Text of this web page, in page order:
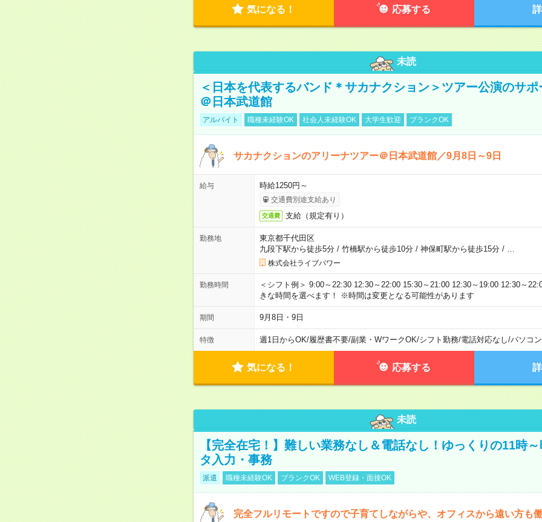
気になる！ 応募する
未読
＜日本を代表するバンド＊サカナクション＞ツアー公演のサ
＠日本武道館
アルバイト 職種未経験OK 社会人未経験OK 大学生歓迎 ブランクOK
サカナクションのアリーナツアー＠日本武道館／9月8日～9日
給与 時給1250円～
交通費別途支給あり
交通費 支給（規定有り）
勤務地
東京都千代田区
九段下駅から徒歩5分/ 竹橋駅から徒歩10分/ 神保町駅から徒歩15分/
株式会社ライブパワー
勤務時間
＜シフト例＞ 9:00～22:30 12:30～22:00 15:30～21:00 12:30～19:00 12:30～
きな時間を選べます！ ※時間は変更となる可能性があります
期間 9月8日・9日
特徴 週1日からOK/履歴書不要/副業・WワークOK/シフト勤務/電話対応なし/パソコ
気になる！ 応募する
未読
【完全在宅！】難しい業務なし＆電話なし！ゆっくりの11時
タ入力・事務
派遣 職種未経験OK ブランクOK WEB登録・面接OK
完全フルリモートですので子育てしながらや、オフィスから遠い方も